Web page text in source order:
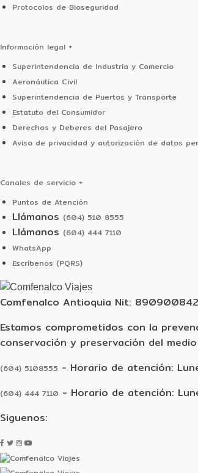
Protocolos de Bioseguridad
Información legal +
Superintendencia de Industria y Comercio
Aeronáutica Civil
Superintendencia de Puertos y Transporte
Estatuto del Consumidor
Derechos y Deberes del Pasajero
Aviso de privacidad y autorización de datos
Canales de servicio +
Puntos de Atención
Llámanos (604) 510 8555
Llámanos (604) 444 7110
WhatsApp
Escríbenos (PQRS)
Comfenalco Antioquia Nit:
Estamos comprometidos con la
conservación y preservación del
(604) 5108555 - Horario de atención:
(604) 444 7110 - Horario de atención:
Siguenos: